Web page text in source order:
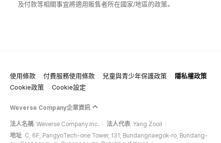
及付款等相關事宜將適用販售者所在國家/地區的政策。
使用條款 付費服務使用條款 兒童與青少年保護政策
隱私權政策
Cookie政策
Cookie設定
Weverse Company企業資訊
法人名稱 Weverse Company Inc. 法人代表 Yang Zooil
地址 C, 6F, PangyoTech-one Tower, 131, Bundangnaegok-ro, Bundang-